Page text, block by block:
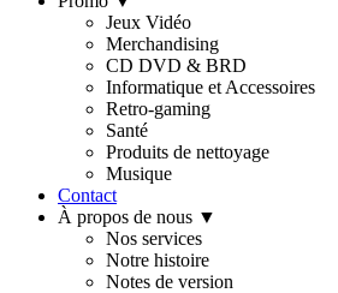
Jeux Vidéo
Merchandising
CD DVD & BRD
Informatique et Accessoires
Retro-gaming
Santé
Produits de nettoyage
Musique
Contact
À propos de nous ▼
Nos services
Notre histoire
Notes de version